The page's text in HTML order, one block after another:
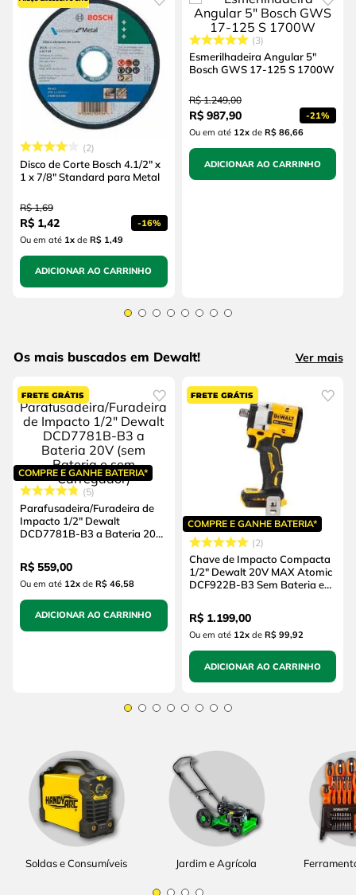
2
Disco de Corte Bosch 4.1/2" x
1 x 7/8" Standard para Metal
R$ 1,69
R$ 1,42 -16%
Ou em até 1x de R$ 1,49
ADICIONAR AO CARRINHO
3
Esmerilhadeira Angular 5"
Bosch GWS 17-125 S 1700W
R$ 1.249,00
R$ 987,90 -21%
Ou em até 12xde R$ 86,66
ADICIONAR AO CARRINHO
Os mais buscados em Dewalt! Ver mais
COMPRE E GANHE BATERIA*
5
Parafusadeira/Furadeira de
Impacto 1/2" Dewalt
DCD7781B-B3 a Bateria 20V
Carregador)
R$ 559,00
Ou em até 12x de R$ 46,58
ADICIONAR AO CARRINHO
COMPRE E GANHE BATERIA*
2
Chave de Impacto Compacta
1/2" Dewalt 20V MAX Atomic
DCF922B-B3 Sem Bateria e
R$ 1.199,00
Ou em até 12xde R$ 99,92
ADICIONAR AO CARRINHO
Soldas e Consumíveis Jardim e Agrícola